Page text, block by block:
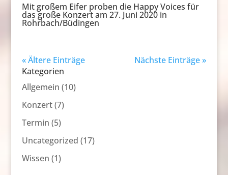
Mit großem Eifer proben die Happy Voices für
das große Konzert am 27. Juni 2020 in
Rohrbach/Büdingen
« Ältere Einträge
Nächste Einträge »
Kategorien
Allgemein (10)
Konzert(7)
Termin (5)
Uncategorized (17)
Wissen (1)